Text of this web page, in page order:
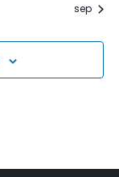
sep